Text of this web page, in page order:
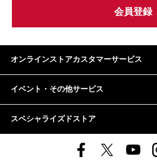
オンラインストアカスタマーサービス
イベント・その他サービス
スペシャライズドストア